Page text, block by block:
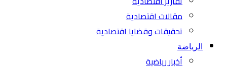
مقالات اقتصادية
تحقيقات وقضايا اقتصادية
الرياضة
أخبار رياضية